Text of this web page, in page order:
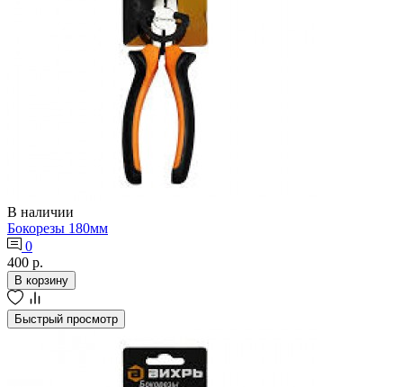
В наличии
Бокорезы 180мм
0
400 р.
В корзину
Быстрый просмотр